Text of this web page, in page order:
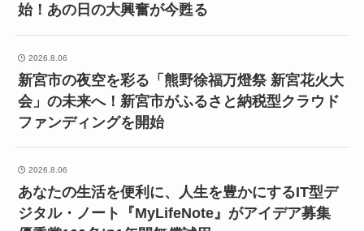
始！あの日の大興奮が今甦る
2026.8.06
新宮市の夜空を彩る「熊野徐福万燈祭 新宮花火大
会」の未来へ！新宮市がふるさと納税型クラウド
ファンディングを開始
2026.8.06
あなたの生活を便利に、人生を豊かにするIT型デ
ジタル・ノート『MyLifeNote』がアイデア募集